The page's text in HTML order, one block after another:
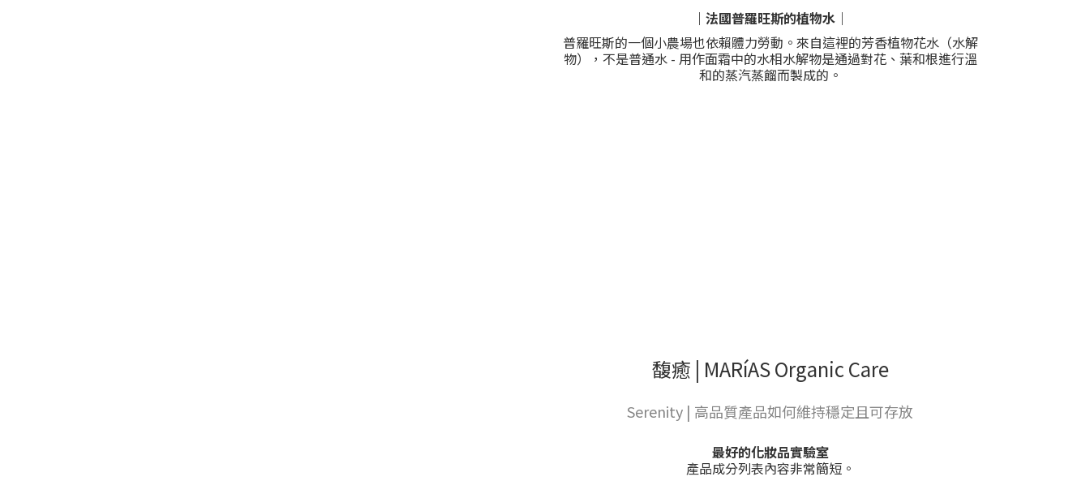
｜法國普羅旺斯的植物水｜
普羅旺斯的一個小農場也依賴體力勞動。來自這裡的芳香植物花水（水解
物），不是普通水 - 用作面霜中的水相水解物是通過對花、葉和根進行溫
和的蒸汽蒸餾而製成的。
馥癒 | MARíAS Organic Care
Serenity | 高品質產品如何維持穩定且可存放
最好的化妝品實驗室
產品成分列表內容非常簡短。